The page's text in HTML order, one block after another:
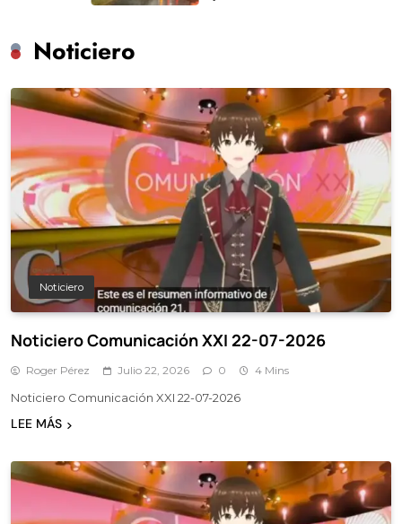
Noticiero
Noticiero
Noticiero Comunicación XXI 22-07-2026
Roger Pérez Julio 22, 2026 0 4 Mins
Noticiero Comunicación XXI 22-07-2026
LEE MÁS